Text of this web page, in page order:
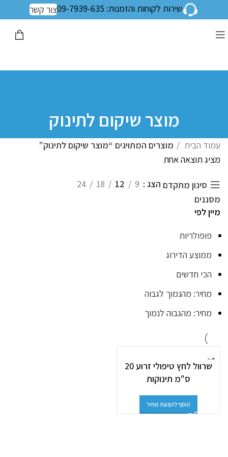
שירות לקוחות והזמנות: 09-7939-635 צור קשר
מוצר שיקום לתינוק
עמוד הבית
מוצרים המתויגים “מוצר שיקום לתינוק”
מציג תוצאה אחת
סינון מתקדם הצג 9
12
18
24
מסננים
מיין לפי
פופולריות
ממוצע הדירוג
הכי חדשים
מחיר: מהנמוך לגבוה
מחיר: מהגבוה לנמוך
שרוול לחץ טיפולי זרוע 20
ס"מ תינוקות
הוסף להצעת מחיר